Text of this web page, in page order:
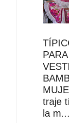
traje
la m...